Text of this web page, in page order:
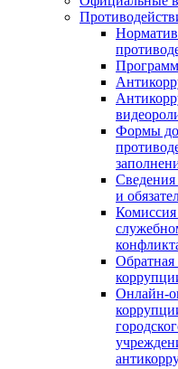
Формы
Сведения
и
Обратная
Онлайн-